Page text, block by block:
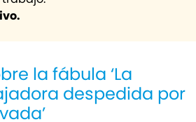
la fábula ‘La
despedida por